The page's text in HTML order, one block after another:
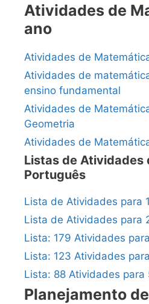
Atividades de
ano
Atividades de
Atividades de
ensino fundamental
Atividades de
Geometria
Atividades de
Listas de Atividades
Português
Lista de Atividades para
Lista de Atividades para
Lista: 179 Atividades
Lista: 123 Atividades
Lista: 88 Atividades para
Planejamento